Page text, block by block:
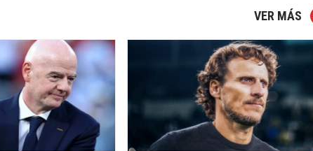
VER MÁS